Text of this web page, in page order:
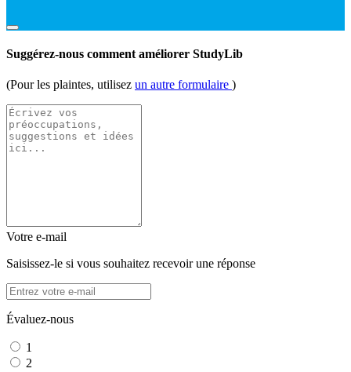
Suggérez-nous comment améliorer StudyLib
(Pour les plaintes, utilisez un autre formulaire )
Votre e-mail
Saisissez-le si vous souhaitez recevoir une réponse
Évaluez-nous
1
2